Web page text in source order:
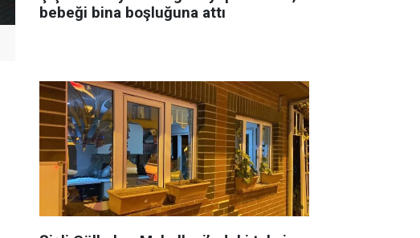
bebeği bina boşluğuna attı